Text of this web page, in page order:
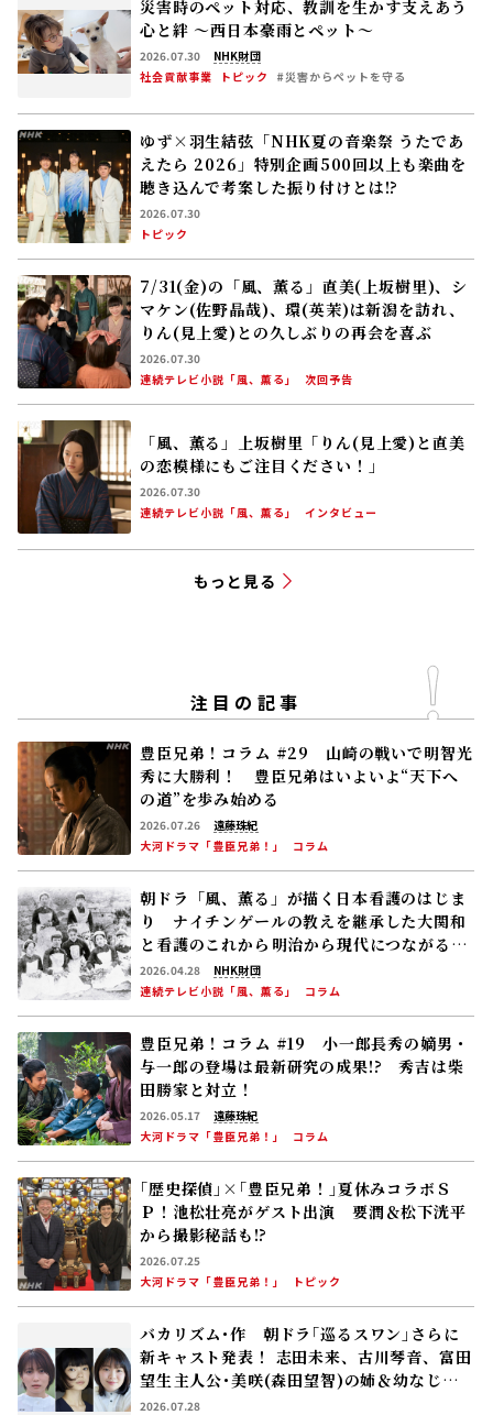
災害時のペット対応、教訓を生かす――支えあう
心と絆 〜西日本豪雨とペット〜
2026.07.30
NHK財団
社会貢献事業
トピック #災害からペットを守る
ゆず×羽生結弦「NHK夏の音楽祭 うたであ
えたら 2026」特別企画――500回以上も楽曲を
聴き込んで考案した振り付けとは⁉
2026.07.30
トピック
7/31(金)の「風、薫る」直美(上坂樹里)、シ
マケン(佐野晶哉)、環(英茉)は新潟を訪れ、
りん(見上愛)との久しぶりの再会を喜ぶ
2026.07.30
連続テレビ小説「風、薫る」
次回予告
「風、薫る」上坂樹里「りん(見上愛)と直美
の恋模様にもご注目ください！」
2026.07.30
連続テレビ小説「風、薫る」
インタビュー
もっと見る
注目の記事
豊臣兄弟！コラム #29 山崎の戦いで明智光
秀に大勝利！ 豊臣兄弟はいよいよ“天下へ
の道”を歩み始める
2026.07.26
遠藤珠紀
大河ドラマ「豊臣兄弟！」
コラム
朝ドラ「風、薫る」が描く日本看護のはじま
り ナイチンゲールの教えを継承した大関和
と看護のこれから――明治から現代につながる道
【後編】
2026.04.28
NHK財団
連続テレビ小説「風、薫る」
コラム
豊臣兄弟！コラム #19 小一郎長秀の嫡男・
与一郎の登場は最新研究の成果!? 秀吉は柴
田勝家と対立！
2026.05.17
遠藤珠紀
大河ドラマ「豊臣兄弟！」
コラム
｢歴史探偵｣×｢豊臣兄弟！｣夏休みコラボＳ
Ｐ！池松壮亮がゲスト出演 要潤＆松下洸平
から撮影秘話も⁉
2026.07.25
大河ドラマ「豊臣兄弟！」
トピック
バカリズム･作 朝ドラ｢巡るスワン｣さらに
新キャスト発表！ 志田未来、古川琴音、富田
望生――主人公･美咲(森田望智)の姉＆幼なじ
み 2027年度前期放送
2026.07.28